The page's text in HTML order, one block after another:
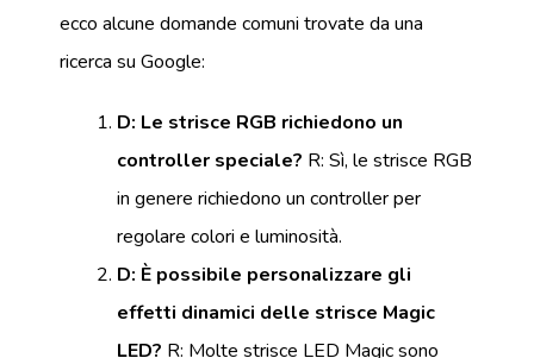
ecco alcune domande comuni trovate da una
ricerca su Google:
D: Le strisce RGB richiedono un
controller speciale? R: Sì, le strisce RGB
in genere richiedono un controller per
regolare colori e luminosità.
D: È possibile personalizzare gli
effetti dinamici delle strisce Magic
LED? R: Molte strisce LED Magic sono